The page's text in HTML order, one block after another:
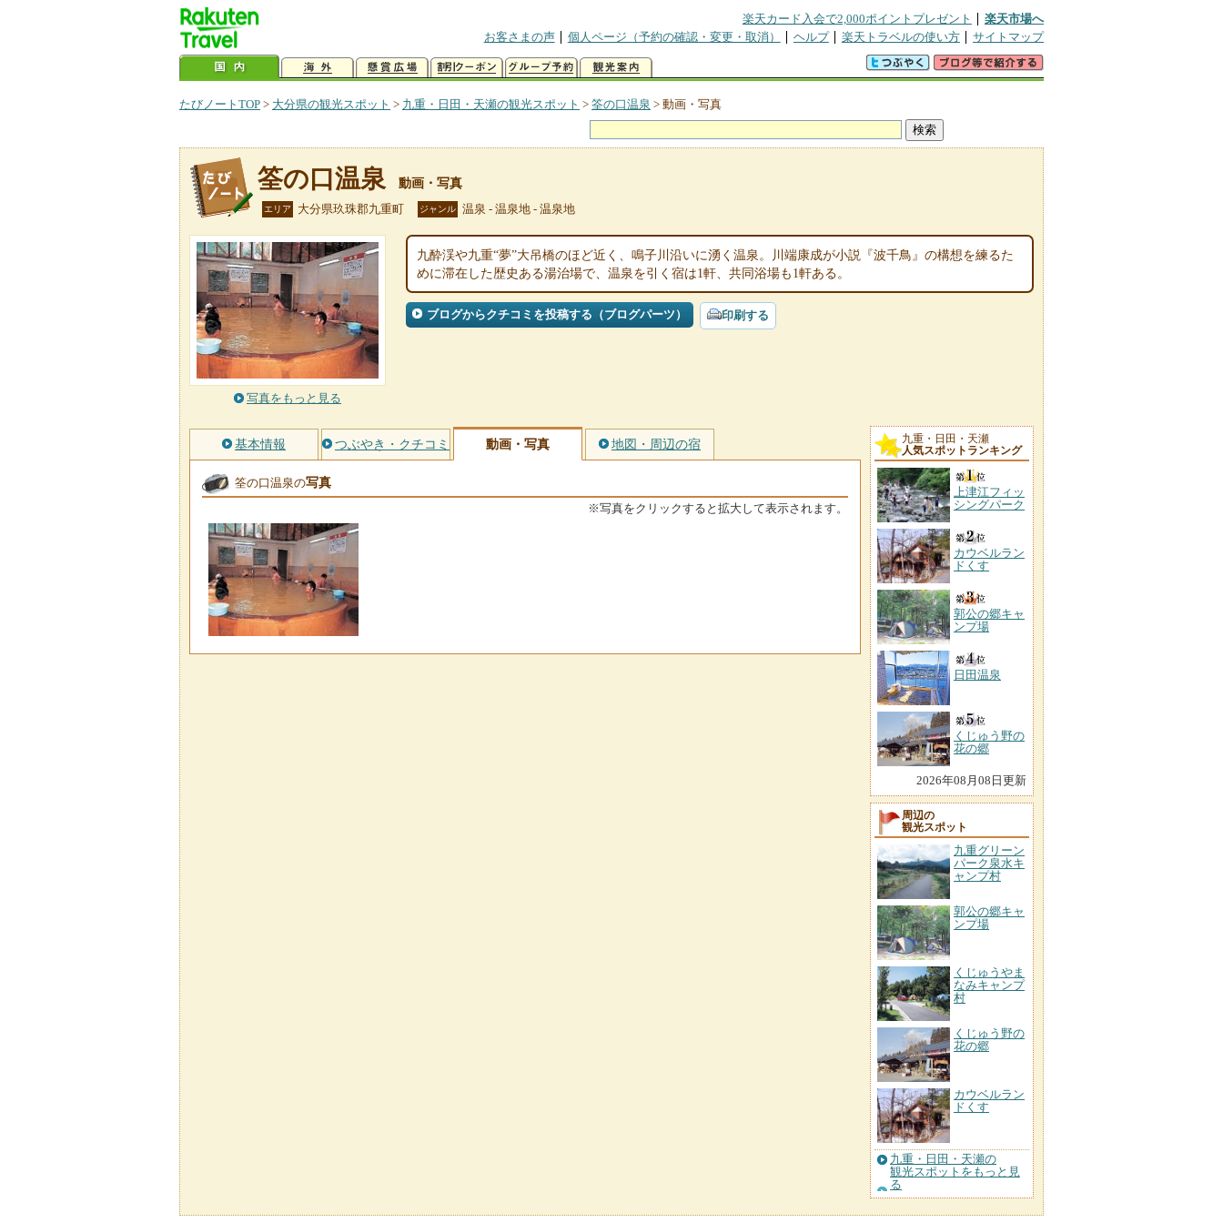
楽天カード入会で2,000ポイントプレゼント
楽天市場へ
お客さまの声
個人ページ（予約の確認・変更・取消） ヘルプ 楽天トラベルの使い方 サイトマップ
たびノートTOP > 大分県の観光スポット > 九重・日田・天瀬の観光スポット > 筌の口温泉 > 動画・写真
筌の口温泉 動画・写真
エリア 大分県玖珠郡九重町 ジャンル 温泉 - 温泉地 - 温泉地
写真をもっと見る
九酔渓や九重“夢”大吊橋のほど近く、鳴子川沿いに湧く温泉。川端康成が小説『波千鳥』の構想を練るた
めに滞在した歴史ある湯治場で、温泉を引く宿は1軒、共同浴場も1軒ある。
ブログからクチコミを投稿する（ブログパーツ） 印刷する
基本情報 つぶやき・クチコミ 動画・写真 地図・周辺の宿
筌の口温泉の写真
※写真をクリックすると拡大して表示されます。
九重・日田・天瀬
人気スポットランキング
上津江フィッ
シングパーク
カウベルラン
ドくす
郭公の郷キャ
ンプ場
日田温泉
くじゅう野の
花の郷
2026年08月08日更新
周辺の
観光スポット
九重グリーン
パーク泉水キ
ャンプ村
郭公の郷キャ
ンプ場
くじゅうやま
なみキャンプ
村
くじゅう野の
花の郷
カウベルラン
ドくす
九重・日田・天瀬の
観光スポットをもっと見
る